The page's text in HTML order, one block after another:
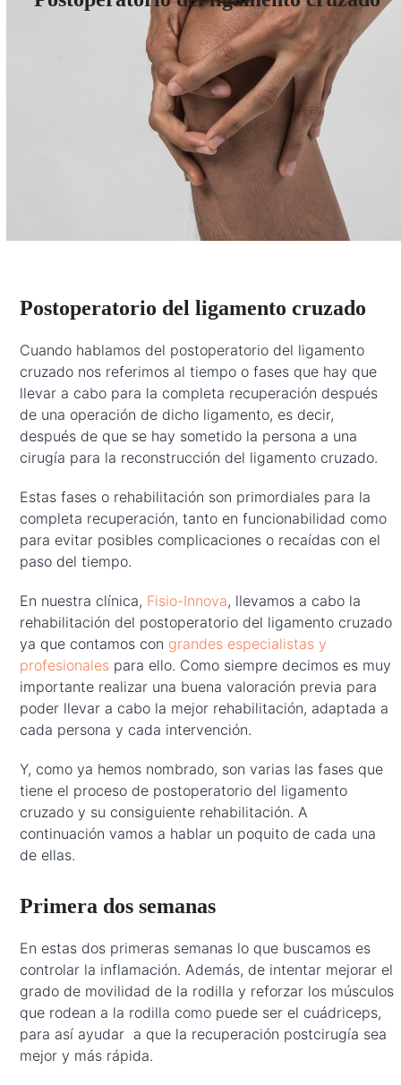
Postoperatorio del ligamento cruzado
Cuando hablamos del postoperatorio del ligamento
cruzado nos referimos al tiempo o fases que hay que
llevar a cabo para la completa recuperación después
de una operación de dicho ligamento, es decir,
después de que se hay sometido la persona a una
cirugía para la reconstrucción del ligamento cruzado.
Estas fases o rehabilitación son primordiales para la
completa recuperación, tanto en funcionabilidad como
para evitar posibles complicaciones o recaídas con el
paso del tiempo.
En nuestra clínica, Fisio-Innova, llevamos a cabo la
rehabilitación del postoperatorio del ligamento cruzado
ya que contamos con grandes especialistas y
profesionales para ello. Como siempre decimos es muy
importante realizar una buena valoración previa para
poder llevar a cabo la mejor rehabilitación, adaptada a
cada persona y cada intervención.
Y, como ya hemos nombrado, son varias las fases que
tiene el proceso de postoperatorio del ligamento
cruzado y su consiguiente rehabilitación. A
continuación vamos a hablar un poquito de cada una
de ellas.
Primera dos semanas
En estas dos primeras semanas lo que buscamos es
controlar la inflamación. Además, de intentar mejorar el
grado de movilidad de la rodilla y reforzar los músculos
que rodean a la rodilla como puede ser el cuádriceps,
para así ayudar a que la recuperación postcirugía sea
mejor y más rápida.